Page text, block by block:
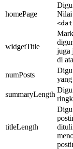
homePage
Nilai
widgetTitle
juga
di
numPosts
summaryLength
titleLength